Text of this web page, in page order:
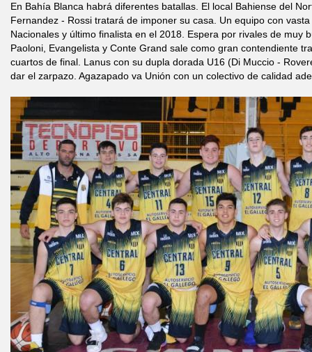
En Bahía Blanca habrá diferentes batallas. El local Bahiense del
Fernandez - Rossi tratará de imponer su casa. Un equipo con
Nacionales y último finalista en el 2018. Espera por rivales de muy
Paoloni, Evangelista y Conte Grand sale como gran contendiente
cuartos de final. Lanus con su dupla dorada U16 (Di Muccio -
dar el zarpazo. Agazapado va Unión con un colectivo de calidad